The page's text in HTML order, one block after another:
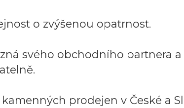
o zvýšenou opatrnost.
svého obchodního partnera
kamenných prodejen v České a